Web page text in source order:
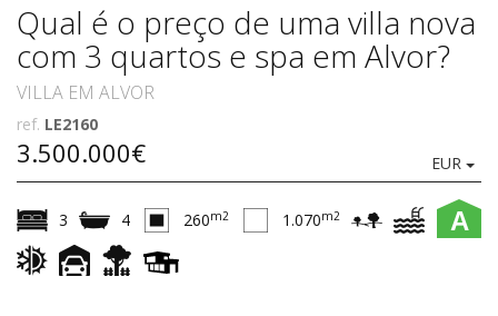
Qual é o preço de uma villa nova
com 3 quartos e spa em Alvor?
VILLA EM ALVOR
ref. LE2160
3.500.000€ EUR
A
3 4 260m2 1.070m2